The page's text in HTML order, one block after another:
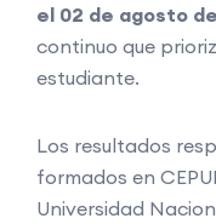
el 02 de agosto
continuo que
estudiante.
Los resultados
formados en
Universidad